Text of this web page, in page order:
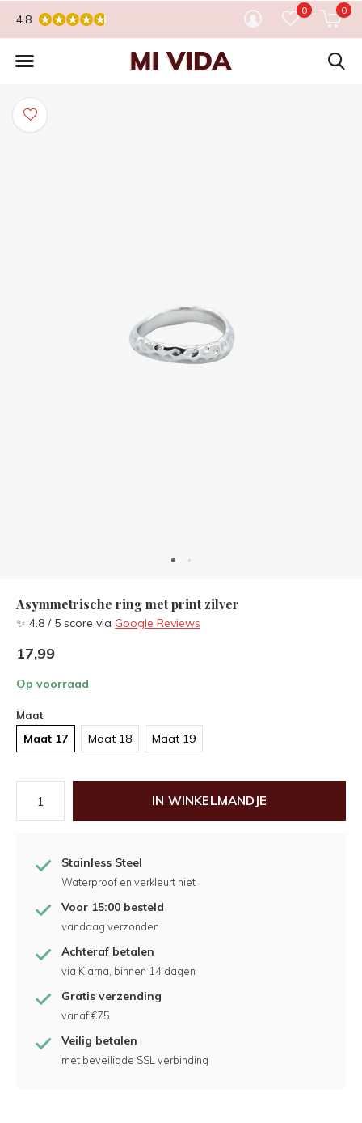
0 0
4.8
Asymmetrische ring met print zilver
✨ 4.8 / 5 score via Google Reviews
17,99
Op voorraad
Maat
Maat 17 Maat 18 Maat 19
IN WINKELMANDJE
Stainless Steel
Waterproof en verkleurt niet
Voor 15:00 besteld
vandaag verzonden
Achteraf betalen
via Klarna, binnen 14 dagen
Gratis verzending
vanaf €75
Veilig betalen
met beveiligde SSL verbinding